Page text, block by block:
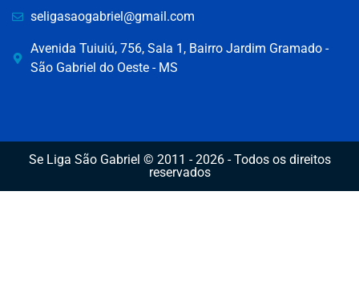
seligasaogabriel@gmail.com
Avenida Tuiuiú, 756, Sala 1, Bairro Jardim Gramado -
São Gabriel do Oeste - MS
Se Liga São Gabriel © 2011 - 2026 - Todos os direitos
reservados